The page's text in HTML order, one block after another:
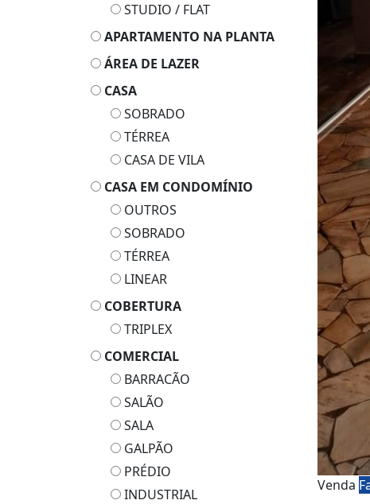
STUDIO / FLAT
APARTAMENTO NA PLANTA
ÁREA DE LAZER
CASA
SOBRADO
TÉRREA
CASA DE VILA
CASA EM CONDOMÍNIO
OUTROS
SOBRADO
TÉRREA
LINEAR
COBERTURA
TRIPLEX
COMERCIAL
BARRACÃO
SALÃO
SALA
GALPÃO
PRÉDIO
INDUSTRIAL
Venda